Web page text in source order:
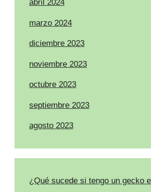
abril 2024
marzo 2024
diciembre 2023
noviembre 2023
octubre 2023
septiembre 2023
agosto 2023
¿Qué sucede si tengo un gecko